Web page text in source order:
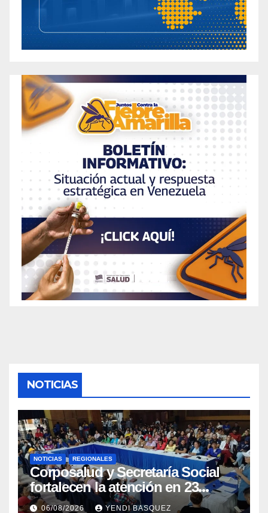
NOTICIAS
NOTICIAS REGIONALES
Corposalud y Secretaría Social
fortalecen la atención en 23
municipios
06/08/2026 YENDI BASQUEZ